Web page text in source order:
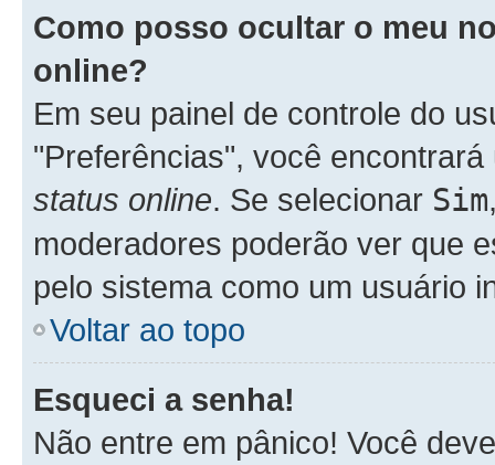
Como posso ocultar o meu
online?
Em seu painel de controle do
"Preferências", você
status online. Se selecionar Sim
moderadores poderão ver que
pelo sistema como um usuário
Voltar ao topo
Esqueci a senha!
Não entre em pânico! Você